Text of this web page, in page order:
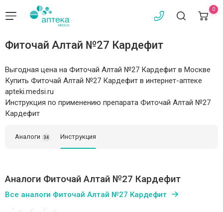
0
Фиточай Алтай №27 Кардефит
Выгодная цена на Фиточай Алтай №27 Кардефит в Москве
Купить Фиточай Алтай №27 Кардефит в интернет-аптеке
apteki.medsi.ru
Инструкция по применению препарата Фиточай Алтай №27
Кардефит
Аналоги 34 Инструкция
Аналоги Фиточай Алтай №27 Кардефит
Все аналоги Фиточай Алтай №27 Кардефит